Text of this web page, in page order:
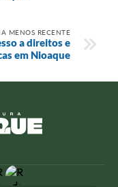
MENOS RECENTE
a direitos e
em Nioaque